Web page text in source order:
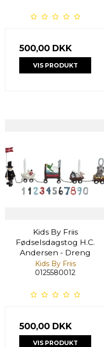
500,00 DKK
VIS PRODUKT
Kids By Friis
Fødselsdagstog H.C.
Andersen - Dreng
Kids By Friis
0125580012
500,00 DKK
VIS PRODUKT